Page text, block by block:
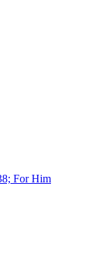
For Him